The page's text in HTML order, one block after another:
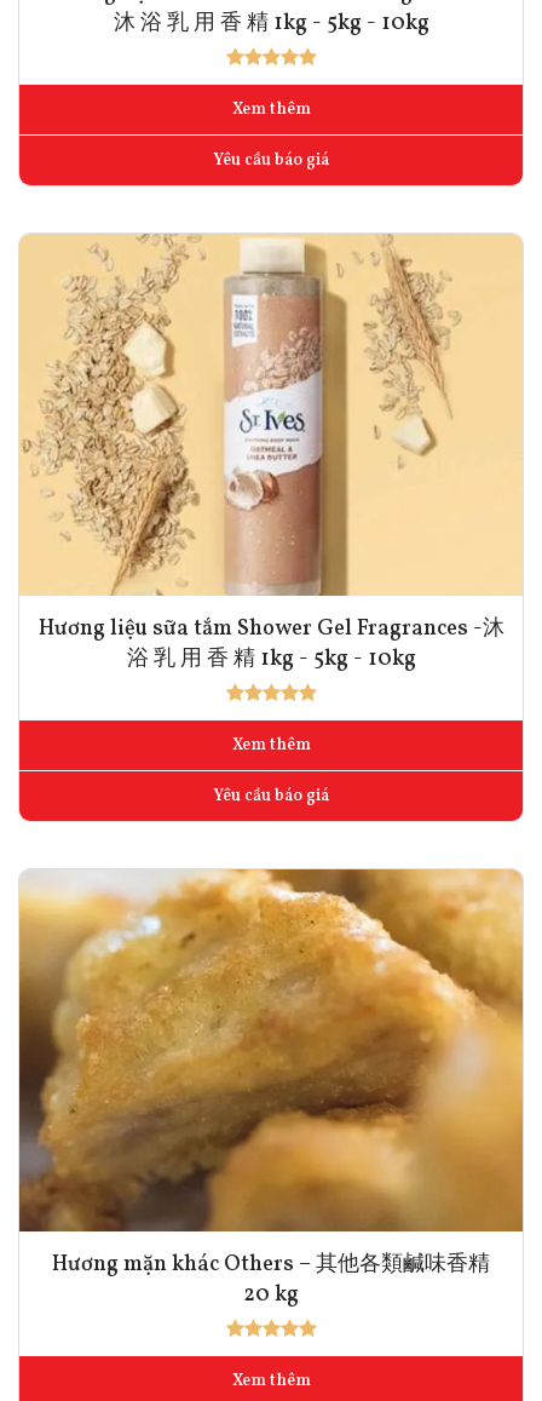
沐 浴 乳 用 香 精 1kg - 5kg - 10kg
Xem thêm
Yêu cầu báo giá
Hương liệu sữa tắm Shower Gel Fragrances -沐
浴 乳 用 香 精 1kg - 5kg - 10kg
Xem thêm
Yêu cầu báo giá
Hương mặn khác Others – 其他各類鹹味香精
20 kg
Xem thêm